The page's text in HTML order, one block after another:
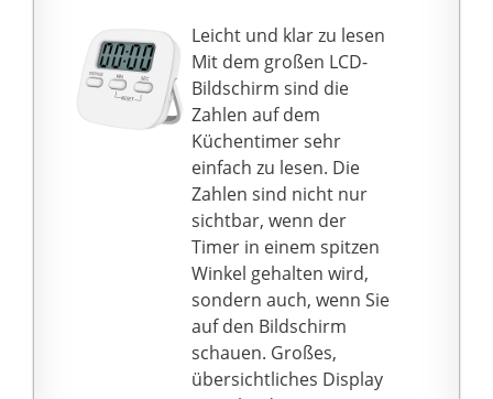
Leicht und klar zu lesen
Mit dem großen LCD-
Bildschirm sind die
Zahlen auf dem
Küchentimer sehr
einfach zu lesen. Die
Zahlen sind nicht nur
sichtbar, wenn der
Timer in einem spitzen
Winkel gehalten wird,
sondern auch, wenn Sie
auf den Bildschirm
schauen. Großes,
übersichtliches Display